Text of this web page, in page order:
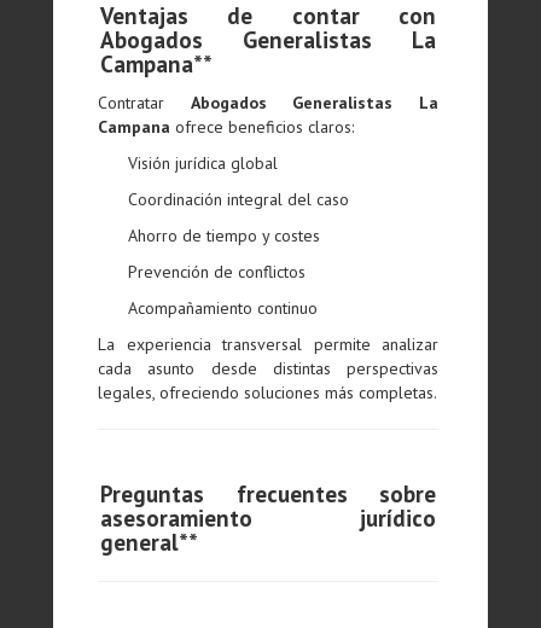
Ventajas de contar con
Abogados Generalistas La
Campana**
Contratar Abogados Generalistas La
Campana ofrece beneficios claros:
Visión jurídica global
Coordinación integral del caso
Ahorro de tiempo y costes
Prevención de conflictos
Acompañamiento continuo
La experiencia transversal permite analizar
cada asunto desde distintas perspectivas
legales, ofreciendo soluciones más completas.
Preguntas frecuentes sobre
asesoramiento jurídico
general**